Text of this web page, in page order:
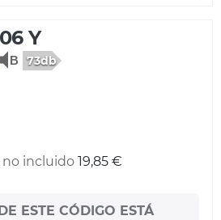
Y
73db
incluido 19,85 €
ESTE CÓDIGO ESTÁ